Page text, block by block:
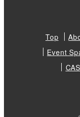
Top
Event